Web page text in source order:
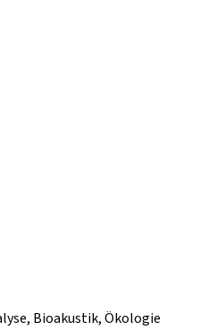
Bioakustik, Ökologie